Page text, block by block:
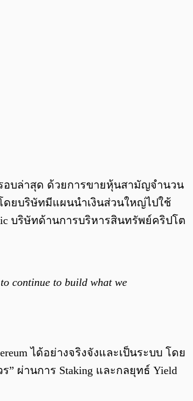
0:00 0:00
รอบล่าสุด ด้วยการขายหุ้นสามัญจำนวน
ดยบริษัทมีแผนนำเงินส่วนใหญ่ไปใช้
บริษัทด้านการบริหารสินทรัพย์คริปโต
continue to build what we
ได้อย่างจริงจังและเป็นระบบ โดย
” ผ่านการ Staking และกลยุทธ์ Yield